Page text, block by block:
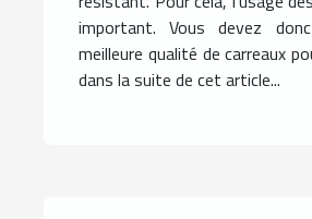
important. Vous devez
meilleure qualité de carreaux
dans la suite de cet article...